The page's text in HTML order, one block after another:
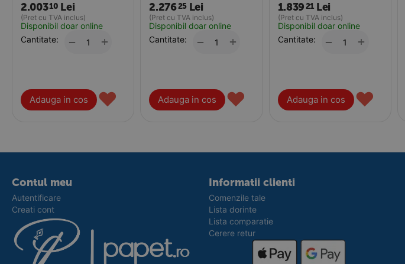
2.00310 Lei
(Pret cu TVA inclus)
Disponibil doar online
Cantitate:
+
−
Adauga in cos ♥
2.27625 Lei
(Pret cu TVA inclus)
Disponibil doar online
Cantitate:
+
−
Adauga in cos ♥
1.83921 Lei
(Pret cu TVA inclus)
Disponibil doar online
Cantitate:
+
−
Adauga in cos ♥
Contul meu
Autentificare
Creati cont
Informatii clienti
Comenzile tale
Lista dorinte
Lista comparatie
Cerere retur